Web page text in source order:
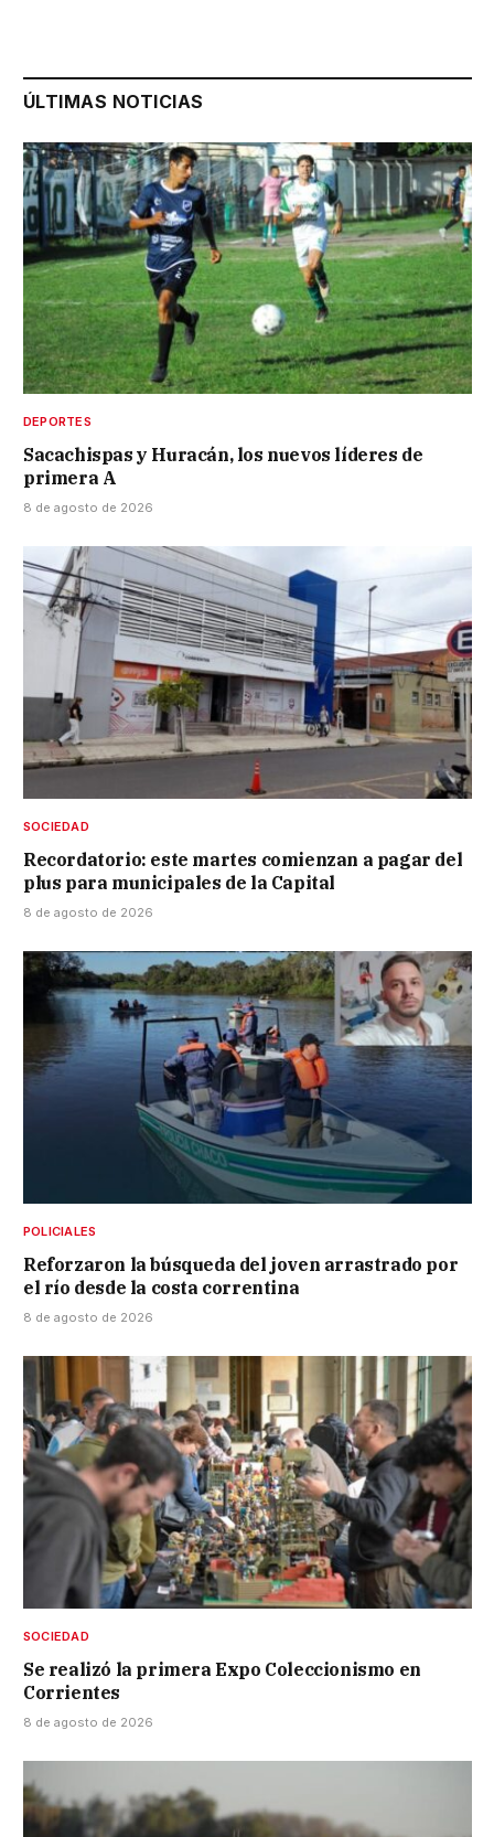
ÚLTIMAS NOTICIAS
DEPORTES
Sacachispas y Huracán, los nuevos líderes de
primera A
8 de agosto de 2026
SOCIEDAD
Recordatorio: este martes comienzan a pagar del
plus para municipales de la Capital
8 de agosto de 2026
POLICIALES
Reforzaron la búsqueda del joven arrastrado por
el río desde la costa correntina
8 de agosto de 2026
SOCIEDAD
Se realizó la primera Expo Coleccionismo en
Corrientes
8 de agosto de 2026